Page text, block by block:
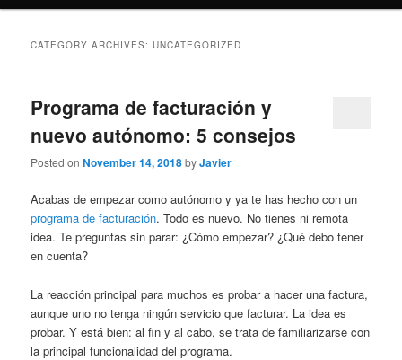
CATEGORY ARCHIVES:UNCATEGORIZED
Programa de facturación y
nuevo autónomo: 5 consejos
Posted onNovember 14, 2018byJavier
Acabas de empezar como autónomo y ya te has hecho con un
programa de facturación. Todo es nuevo. No tienes ni remota
idea. Te preguntas sin parar: ¿Cómo empezar? ¿Qué debo tener
en cuenta?
La reacción principal para muchos es probar a hacer una factura,
aunque uno no tenga ningún servicio que facturar. La idea es
probar. Y está bien: al fin y al cabo, se trata de familiarizarse con
la principal funcionalidad del programa.